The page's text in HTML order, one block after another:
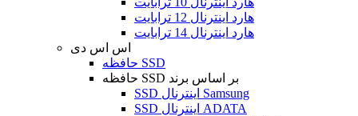
هارد اینترنال 12 ترابایت
هارد اینترنال 14 ترابایت
اس اس دی
حافظه SSD
حافظه SSD بر اساس برند
SSD اینترنال Samsung
SSD اینترنال ADATA